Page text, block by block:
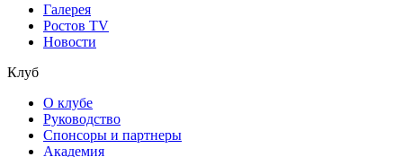
Галерея
Ростов TV
Новости
Клуб
О клубе
Руководство
Спонсоры и партнеры
Академия